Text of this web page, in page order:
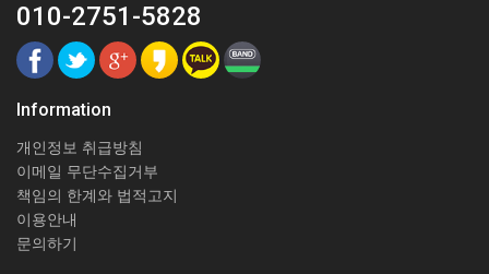
010-2751-5828
Information
개인정보 취급방침
이메일 무단수집거부
책임의 한계와 법적고지
이용안내
문의하기